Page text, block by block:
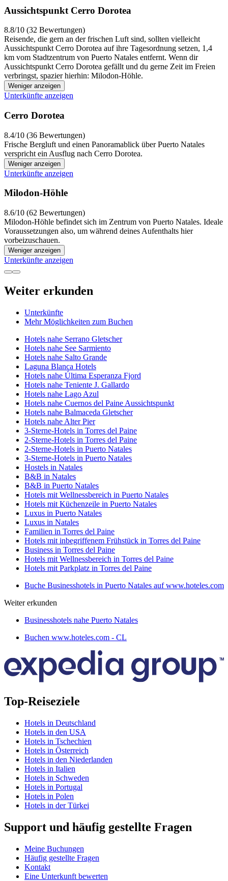
Aussichtspunkt Cerro Dorotea
8.8/10 (32 Bewertungen)
Reisende, die gern an der frischen Luft sind, sollten vielleicht
Aussichtspunkt Cerro Dorotea auf ihre Tagesordnung setzen, 1,4
km vom Stadtzentrum von Puerto Natales entfernt. Wenn dir
Aussichtspunkt Cerro Dorotea gefällt und du gerne Zeit im Freien
verbringst, spazier hierhin: Milodon-Höhle.
Weniger anzeigen
Unterkünfte anzeigen
Cerro Dorotea
8.4/10 (36 Bewertungen)
Frische Bergluft und einen Panoramablick über Puerto Natales
verspricht ein Ausflug nach Cerro Dorotea.
Weniger anzeigen
Unterkünfte anzeigen
Milodon-Höhle
8.6/10 (62 Bewertungen)
Milodon-Höhle befindet sich im Zentrum von Puerto Natales. Ideale
Voraussetzungen also, um während deines Aufenthalts hier
vorbeizuschauen.
Weniger anzeigen
Unterkünfte anzeigen
Weiter erkunden
Unterkünfte
Mehr Möglichkeiten zum Buchen
Hotels nahe Serrano Gletscher
Hotels nahe See Sarmiento
Hotels nahe Salto Grande
Laguna Blanca Hotels
Hotels nahe Última Esperanza Fjord
Hotels nahe Teniente J. Gallardo
Hotels nahe Lago Azul
Hotels nahe Cuernos del Paine Aussichtspunkt
Hotels nahe Balmaceda Gletscher
Hotels nahe Alter Pier
3-Sterne-Hotels in Torres del Paine
2-Sterne-Hotels in Torres del Paine
2-Sterne-Hotels in Puerto Natales
3-Sterne-Hotels in Puerto Natales
Hostels in Natales
B&B in Natales
B&B in Puerto Natales
Hotels mit Wellnessbereich in Puerto Natales
Hotels mit Küchenzeile in Puerto Natales
Luxus in Puerto Natales
Luxus in Natales
Familien in Torres del Paine
Hotels mit inbegriffenem Frühstück in Torres del Paine
Business in Torres del Paine
Hotels mit Wellnessbereich in Torres del Paine
Hotels mit Parkplatz in Torres del Paine
Buche Businesshotels in Puerto Natales auf www.hoteles.com
Weiter erkunden
Businesshotels nahe Puerto Natales
Buchen www.hoteles.com - CL
Top-Reiseziele
Hotels in Deutschland
Hotels in den USA
Hotels in Tschechien
Hotels in Österreich
Hotels in den Niederlanden
Hotels in Italien
Hotels in Schweden
Hotels in Portugal
Hotels in Polen
Hotels in der Türkei
Support und häufig gestellte Fragen
Meine Buchungen
Häufig gestellte Fragen
Kontakt
Eine Unterkunft bewerten